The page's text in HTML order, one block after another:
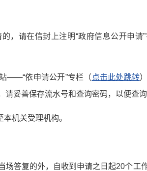
，请在信封上注明“政府信息公开申请
——“依申请公开”专栏（ 点击此处跳转
妥善保存流水号和查询密码，以便查询
机关受理机构。
答复的外，自收到申请之日起20个工